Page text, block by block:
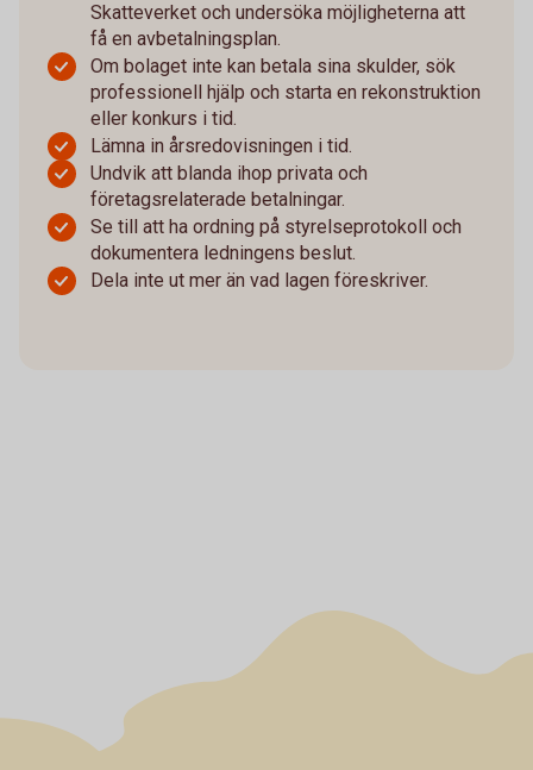
Skatteverket och undersöka möjligheterna att
få en avbetalningsplan.
Om bolaget inte kan betala sina skulder, sök
professionell hjälp och starta en rekonstruktion
eller konkurs i tid.
Lämna in årsredovisningen i tid.
Undvik att blanda ihop privata och
företagsrelaterade betalningar.
Se till att ha ordning på styrelseprotokoll och
dokumentera ledningens beslut.
Dela inte ut mer än vad lagen föreskriver.